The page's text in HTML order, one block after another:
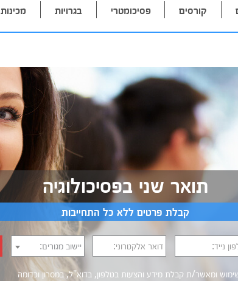
קורסים פסיכומטרי בגרויות מכינות
תואר שני בפסיכולוגיה
קבלת פרטים ללא כל התחייבות
נייד: דואר אלקטרוני: יישוב מגורים:
ומאשר/ת קבלת מידע והצעות בטלפון, בדוא"ל, במסרון וכדומה‎‎